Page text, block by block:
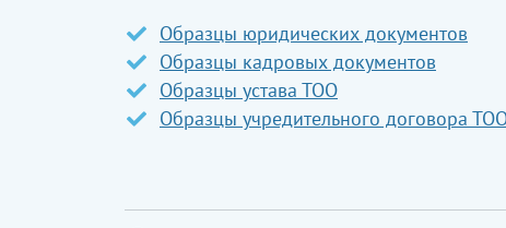
Образцы юридических документов
Образцы кадровых документов
Образцы устава ТОО
Образцы учредительного договора